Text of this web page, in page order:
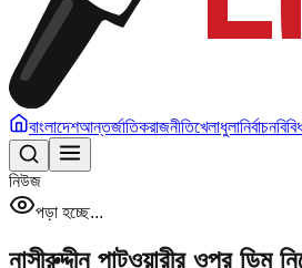
বাংলাদেশআন্তর্জাতিকরাজনীতিখেলাধুলানির্বাচন
নিউজ
পড়া হচ্ছে...
নাসীরুদ্দীন পাটওয়ারীর ওপর ডিম